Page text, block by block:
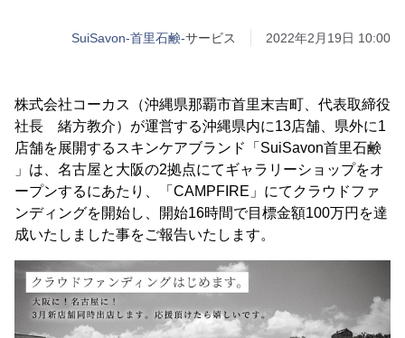
SuiSavon-首里石鹸-サービス 2022年2月19日 10:00
株式会社コーカス（沖縄県那覇市首里末吉町、代表取締役
社長 緒方教介）が運営する沖縄県内に13店舗、県外に1
店舗を展開するスキンケアブランド「SuiSavon首里石鹸
」は、名古屋と大阪の2拠点にてギャラリーショップをオ
ープンするにあたり、「CAMPFIRE」にてクラウドファ
ンディングを開始し、開始16時間で目標金額100万円を達
成いたしました事をご報告いたします。